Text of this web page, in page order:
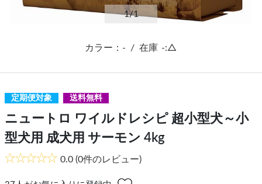
1/1
カラー：- / 在庫 -:△
定期便対象 送料無料
ニュートロ ワイルドレシピ 超小型犬～小
型犬用 成犬用 サーモン 4kg
0.0 (0件のレビュー)